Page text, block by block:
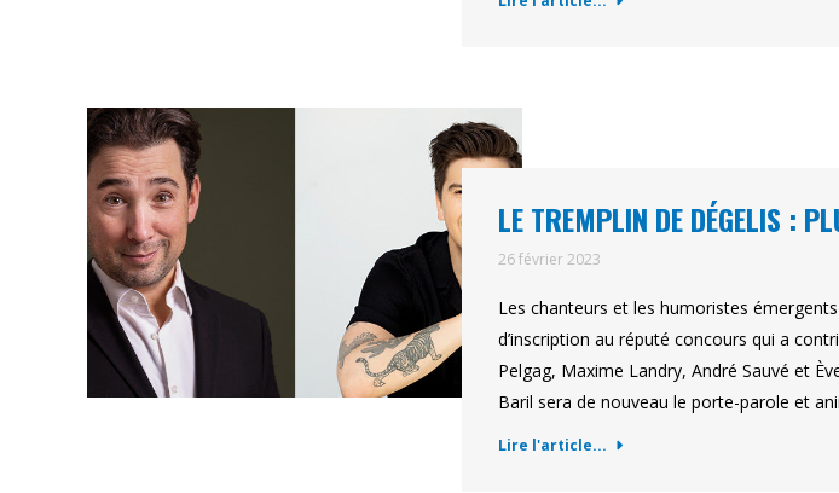
LE TREMPLIN DE DÉGELIS :
26 février 2023
Les chanteurs et les humoristes
d’inscription au réputé concours qui a
Pelgag, Maxime Landry, André Sauvé et
Baril sera de nouveau le porte-parole et
Lire l'article...